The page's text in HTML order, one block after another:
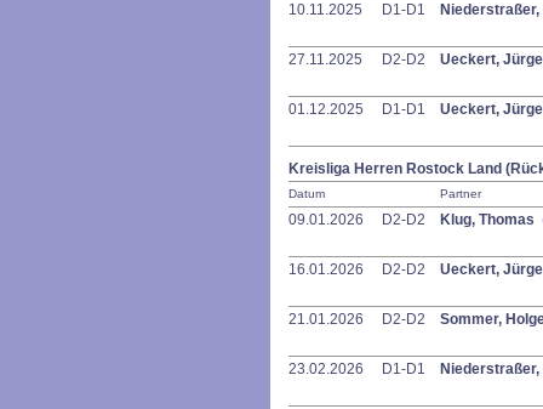
10.11.2025 D1-D1
27.11.2025 D2-D2 Ueckert,
01.12.2025 D1-D1 Ueckert,
Kreisliga Herren Rostock Land
Datum Partner
09.01.2026 D2-D2 Klug, Thomas
16.01.2026 D2-D2 Ueckert,
21.01.2026 D2-D2 Sommer,
23.02.2026 D1-D1